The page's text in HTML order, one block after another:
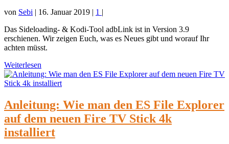
von Sebi | 16. Januar 2019 | 1 |
Das Sideloading- & Kodi-Tool adbLink ist in Version 3.9
erschienen. Wir zeigen Euch, was es Neues gibt und worauf Ihr
achten müsst.
Weiterlesen
Anleitung: Wie man den ES File Explorer
auf dem neuen Fire TV Stick 4k
installiert